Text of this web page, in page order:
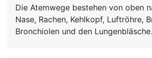
News
Die Atemwege bestehen von oben
Nase, Rachen, Kehlkopf, Luftröhre,
Bronchiolen und den